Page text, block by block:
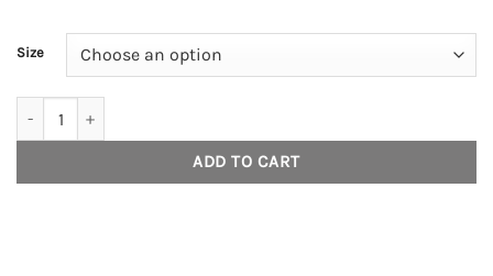
Size
ADD TO CART